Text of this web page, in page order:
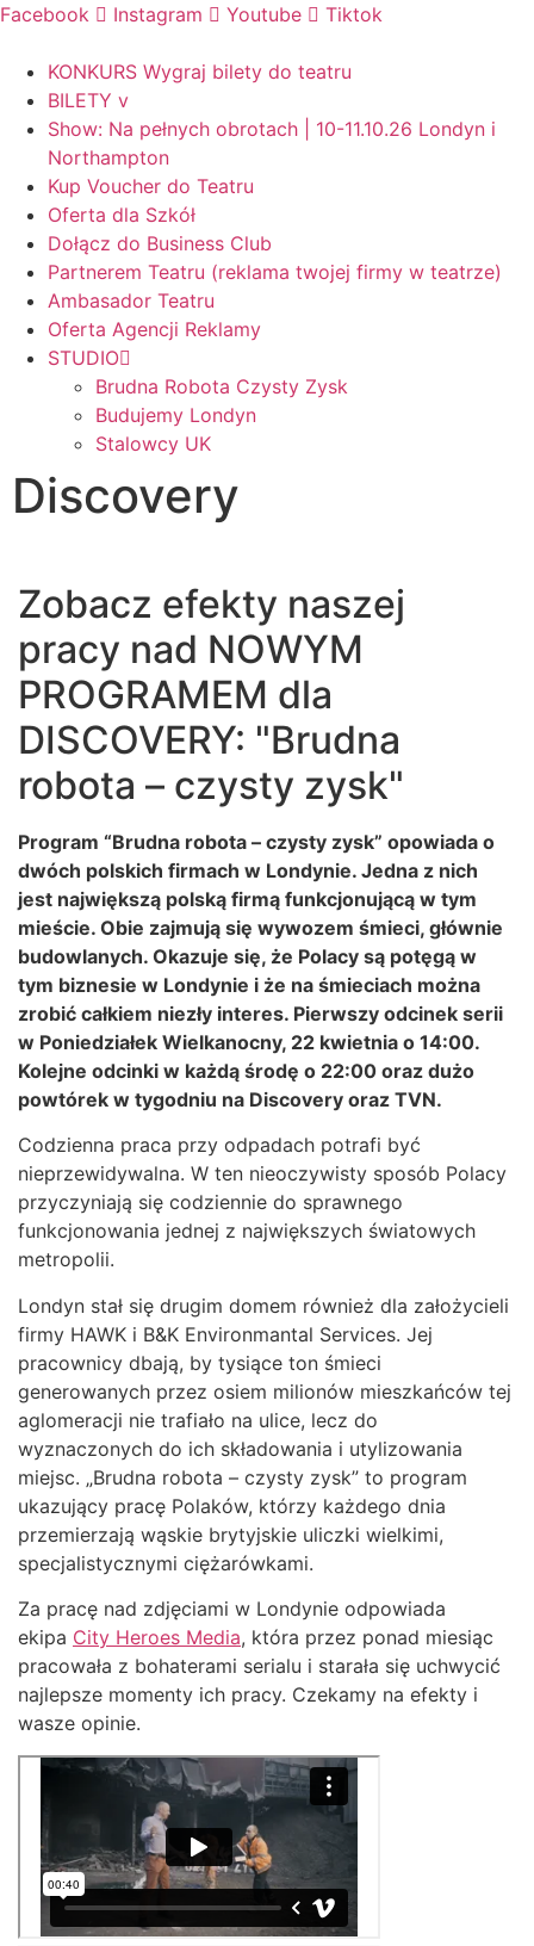
Skip
content
Facebook Instagram Youtube Tiktok
KONKURS Wygraj bilety do teatru
BILETY v
Show: Na pełnych obrotach | 10-11.10.26 Londyn i
Northampton
Kup Voucher do Teatru
Oferta dla Szkół
Dołącz do Business Club
Partnerem Teatru (reklama twojej firmy w teatrze)
Ambasador Teatru
Oferta Agencji Reklamy
STUDIO
Brudna Robota Czysty Zysk
Budujemy Londyn
Stalowcy UK
Discovery
Zobacz efekty naszej
pracy nad NOWYM
PROGRAMEM dla
DISCOVERY: "Brudna
robota – czysty zysk"
Program “Brudna robota – czysty zysk” opowiada o
dwóch polskich firmach w Londynie. Jedna z nich
jest największą polską firmą funkcjonującą w tym
mieście. Obie zajmują się wywozem śmieci, głównie
budowlanych. Okazuje się, że Polacy są potęgą w
tym biznesie w Londynie i że na śmieciach można
zrobić całkiem niezły interes. Pierwszy odcinek serii
w Poniedziałek Wielkanocny, 22 kwietnia o 14:00.
Kolejne odcinki w każdą środę o 22:00 oraz dużo
powtórek w tygodniu na Discovery oraz TVN.
Codzienna praca przy odpadach potrafi być
nieprzewidywalna. W ten nieoczywisty sposób Polacy
przyczyniają się codziennie do sprawnego
funkcjonowania jednej z największych światowych
metropolii.
Londyn stał się drugim domem również dla założycieli
firmy HAWK i B&K Environmantal Services. Jej
pracownicy dbają, by tysiące ton śmieci
generowanych przez osiem milionów mieszkańców tej
aglomeracji nie trafiało na ulice, lecz do
wyznaczonych do ich składowania i utylizowania
miejsc. „Brudna robota – czysty zysk” to program
ukazujący pracę Polaków, którzy każdego dnia
przemierzają wąskie brytyjskie uliczki wielkimi,
specjalistycznymi ciężarówkami.
Za pracę nad zdjęciami w Londynie odpowiada
ekipa City Heroes Media, która przez ponad miesiąc
pracowała z bohaterami serialu i starała się uchwycić
najlepsze momenty ich pracy. Czekamy na efekty i
wasze opinie.